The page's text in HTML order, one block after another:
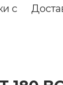
с